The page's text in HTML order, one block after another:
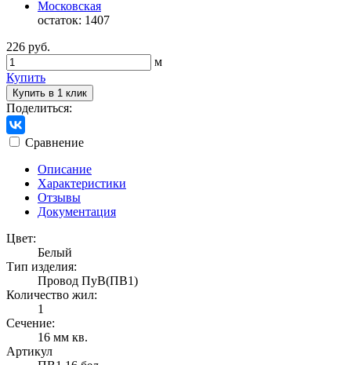
Московская
остаток: 1407
226 руб.
м
Купить
Купить в 1 клик
Поделиться:
Сравнение
Описание
Характеристики
Отзывы
Документация
Цвет:
Белый
Тип изделия:
Провод ПуВ(ПВ1)
Количество жил:
1
Сечение:
16 мм кв.
Артикул